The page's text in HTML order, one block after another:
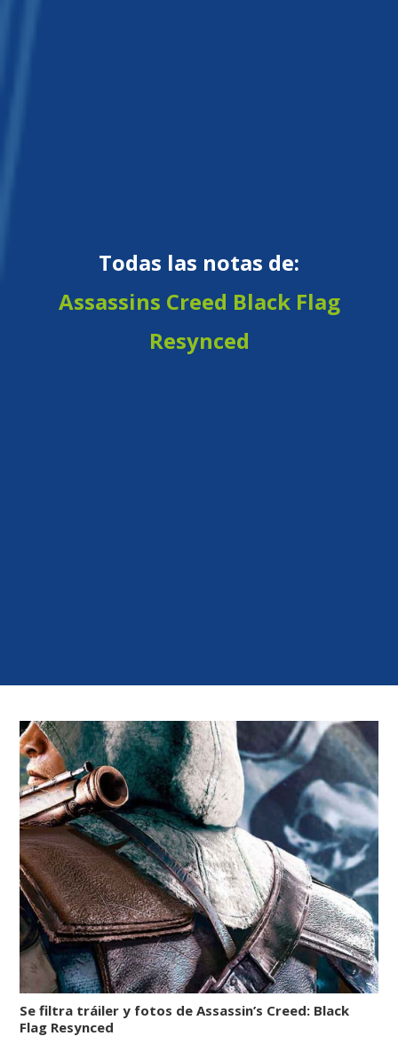
Todas las notas de:
Assassins Creed Black Flag
Resynced
Se filtra tráiler y fotos de Assassin’s Creed: Black
Flag Resynced